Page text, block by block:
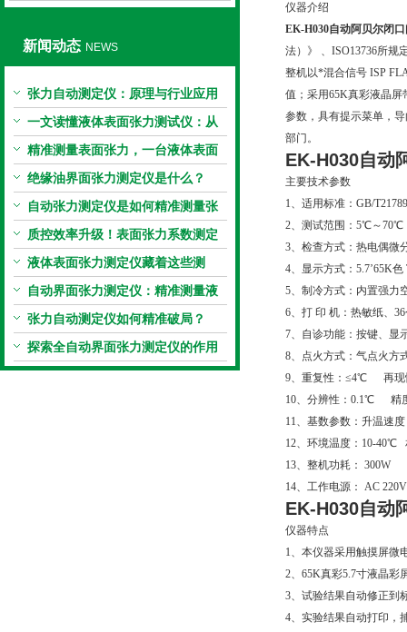
新闻动态 NEWS
张力自动测定仪：原理与行业应用
解析
一文读懂液体表面张力测试仪：从
原理到应用全掌握
精准测量表面张力，一台液体表面
张力系数测量仪就够了
绝缘油界面张力测定仪是什么？
自动张力测定仪是如何精准测量张
力的？
质控效率升级！表面张力系数测定
仪真香警告
液体表面张力测定仪藏着这些测
定“小窍门”
自动界面张力测定仪：精准测量液
体界面张力的关键设备
张力自动测定仪如何精准破局？
探索全自动界面张力测定仪的作用
仪器介绍
EK-H030自动阿贝尔闭
法）》 、ISO13736所
整机以*混合信号 ISP
值；采用65K真彩液晶
参数，具有提示菜单，
部门。
EK-H030自动
主要技术参数
1、适用标准：GB/
2、测试范围：5℃～70℃
3、检查方式：热电偶微
4、显示方式：5.7’65K色
5、制冷方式：内置强力
6、打 印 机：热敏纸、
7、自诊功能：按键、显
8、点火方式：气点火方
9、重复性：≤4℃ 再现
10、分辨性：0.1℃ 精
11、基数参数：升温速
12、环境温度：10-40℃
13、整机功耗： 300W
14、工作电源： AC
EK-H030自动
仪器特点
1、本仪器采用触摸屏微
2、65K真彩5.7寸液晶彩
3、试验结果自动修正到
4、实验结果自动打印，